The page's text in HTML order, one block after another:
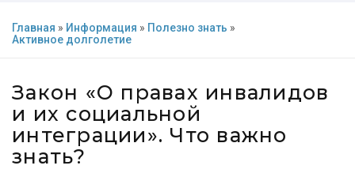
Главная » Информация » Полезно знать »
Активное долголетие
Закон «О правах инвалидов
и их социальной
интеграции». Что важно
знать?